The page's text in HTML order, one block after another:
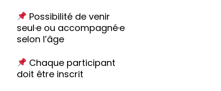
Possibilité de venir
seul·e ou accompagné·e
selon l’âge
Chaque participant
doit être inscrit